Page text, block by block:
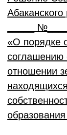
_____
«О порядке
соглашению
отношении